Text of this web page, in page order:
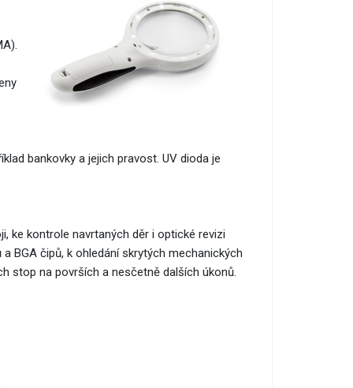
bankovky a jejich pravost. UV dioda je
ke kontrole navrtaných děr i optické revizi
BGA čipů, k ohledání skrytých mechanických
stop na površích a nesčetně dalších úkonů.